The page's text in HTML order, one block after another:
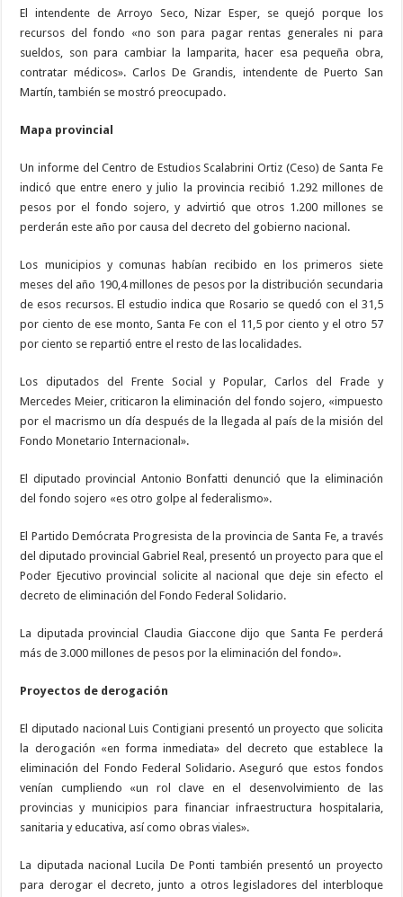
El intendente de Arroyo Seco, Nizar Esper, se quejó porque los
recursos del fondo «no son para pagar rentas generales ni para
sueldos, son para cambiar la lamparita, hacer esa pequeña obra,
contratar médicos». Carlos De Grandis, intendente de Puerto San
Martín, también se mostró preocupado.
Mapa provincial
Un informe del Centro de Estudios Scalabrini Ortiz (Ceso) de Santa Fe
indicó que entre enero y julio la provincia recibió 1.292 millones de
pesos por el fondo sojero, y advirtió que otros 1.200 millones se
perderán este año por causa del decreto del gobierno nacional.
Los municipios y comunas habían recibido en los primeros siete
meses del año 190,4 millones de pesos por la distribución secundaria
de esos recursos. El estudio indica que Rosario se quedó con el 31,5
por ciento de ese monto, Santa Fe con el 11,5 por ciento y el otro 57
por ciento se repartió entre el resto de las localidades.
Los diputados del Frente Social y Popular, Carlos del Frade y
Mercedes Meier, criticaron la eliminación del fondo sojero, «impuesto
por el macrismo un día después de la llegada al país de la misión del
Fondo Monetario Internacional».
El diputado provincial Antonio Bonfatti denunció que la eliminación
del fondo sojero «es otro golpe al federalismo».
El Partido Demócrata Progresista de la provincia de Santa Fe, a través
del diputado provincial Gabriel Real, presentó un proyecto para que el
Poder Ejecutivo provincial solicite al nacional que deje sin efecto el
decreto de eliminación del Fondo Federal Solidario.
La diputada provincial Claudia Giaccone dijo que Santa Fe perderá
más de 3.000 millones de pesos por la eliminación del fondo».
Proyectos de derogación
El diputado nacional Luis Contigiani presentó un proyecto que solicita
la derogación «en forma inmediata» del decreto que establece la
eliminación del Fondo Federal Solidario. Aseguró que estos fondos
venían cumpliendo «un rol clave en el desenvolvimiento de las
provincias y municipios para financiar infraestructura hospitalaria,
sanitaria y educativa, así como obras viales».
La diputada nacional Lucila De Ponti también presentó un proyecto
para derogar el decreto, junto a otros legisladores del interbloque